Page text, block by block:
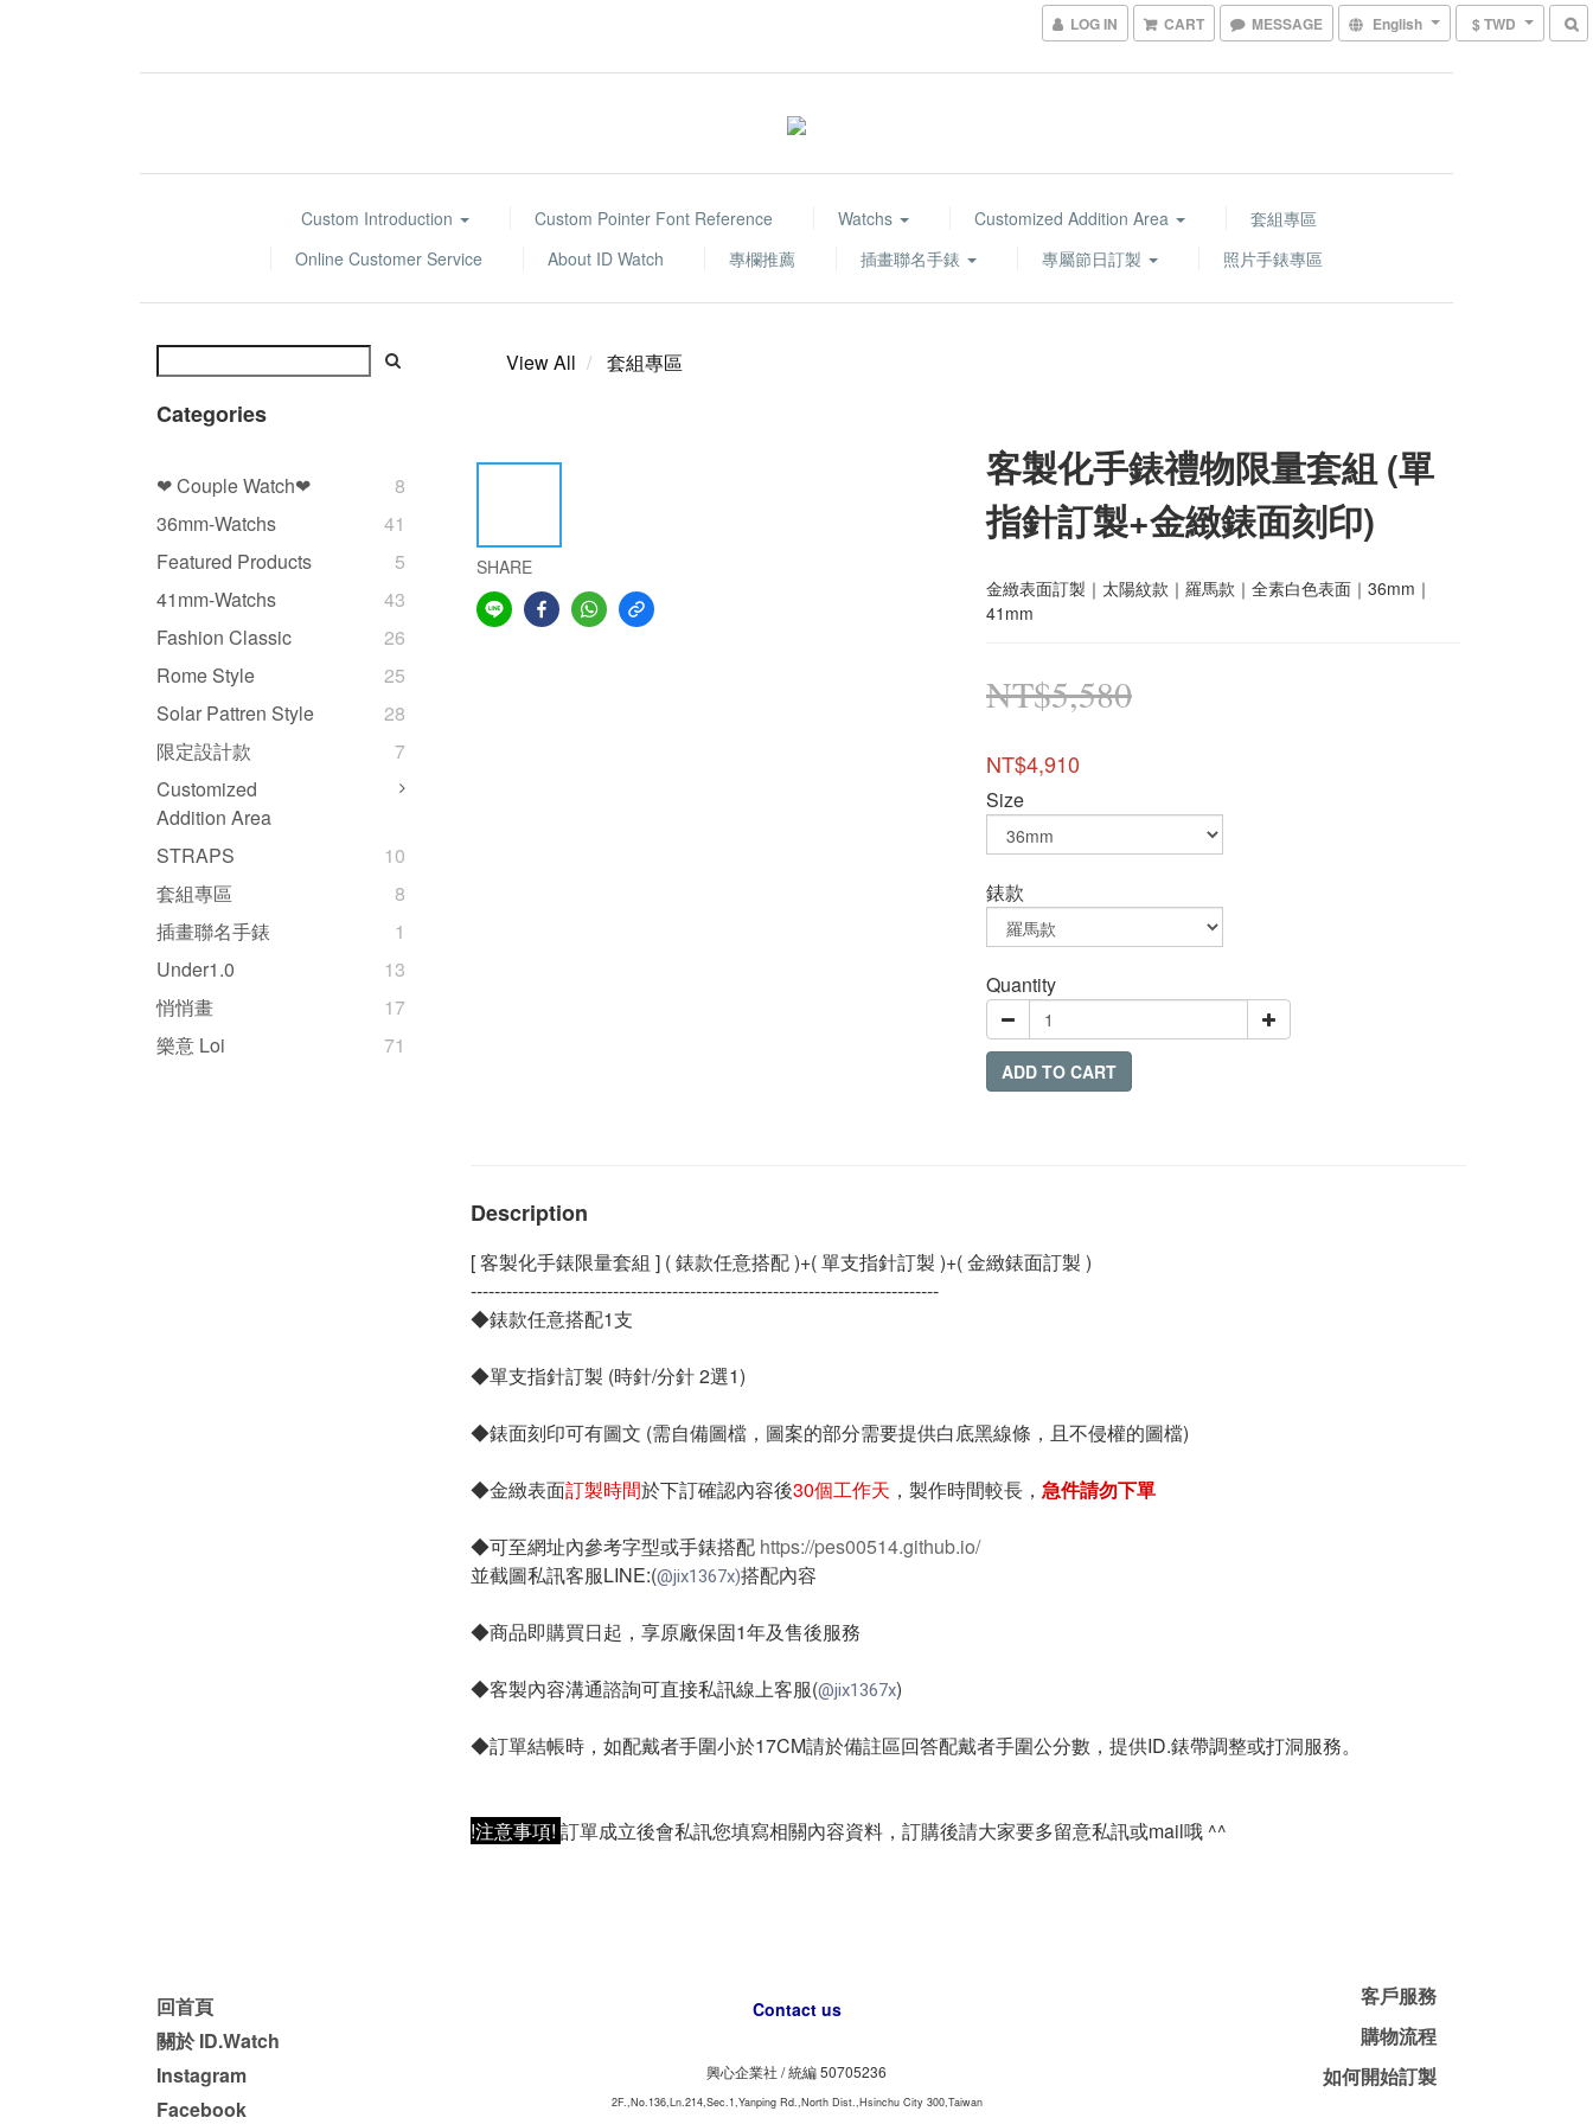
LOG IN CART MESSAGE English $ TWD
Custom Introduction Custom Pointer Font Reference Watchs Customized Addition Area
套組專區
Online Customer Service
About ID Watch 專欄推薦 插畫聯名手錶 專屬節日訂製 照片手錶專區
Categories
❤ Couple Watch❤
8
36mm-Watchs
41
Featured Products
5
41mm-Watchs
43
Fashion Classic
26
Rome Style
25
Solar Pattren Style
28
限定設計款
7
Customized
Addition Area
STRAPS
10
套組專區
8
插畫聯名手錶
1
Under1.0
13
悄悄畫
17
樂意 Loi
71
View All 套組專區
SHARE
客製化手錶禮物限量套組 (單
指針訂製+金緻錶面刻印)
金緻表面訂製｜太陽紋款｜羅馬款｜全素白色表面｜36mm｜
41mm
NT$5,580
NT$4,910
Size
錶款
Quantity
ADD TO CART
Description
[ 客製化手錶限量套組 ] ( 錶款任意搭配 )+( 單支指針訂製 )+( 金緻錶面訂製 )
-------------------------------------------------------------------------------
◆錶款任意搭配1支
◆單支指針訂製 (時針/分針 2選1)
◆錶面刻印可有圖文 (需自備圖檔，圖案的部分需要提供白底黑線條，且不侵權的圖檔)
◆金緻表面訂製時間於下訂確認內容後30個工作天 ，製作時間較長， 急件請勿下單
◆可至網址內參考字型或手錶搭配 https://pes00514.github.io/
並截圖私訊客服LINE:(@jix1367x)搭配內容
◆商品即購買日起，享原廠保固1年及售後服務
◆客製內容溝通諮詢可直接私訊線上客服(@jix1367x)
◆訂單結帳時，如配戴者手圍小於17CM請於備註區回答配戴者手圍公分數，提供ID.錶帶調整或打洞服務。
!注意事項! 訂單成立後會私訊您填寫相關內容資料，訂購後請大家要多留意私訊或mail哦 ^^
回首頁
關於 ID.Watch
Instagram
Facebook
Contact us
興心企業社 /統編 50705236
2F.,No.136,Ln.214,Sec.1,Yanping Rd.,North Dist.,Hsinchu City 300,Taiwan
客戶服務
購物流程
如何開始訂製